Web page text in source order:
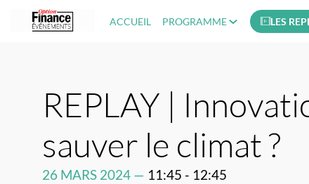
ACCUEIL PROGRAMME LES
REPLAY |
sauver le climat ?
26 MARS 2024 — 11:45 - 12:45